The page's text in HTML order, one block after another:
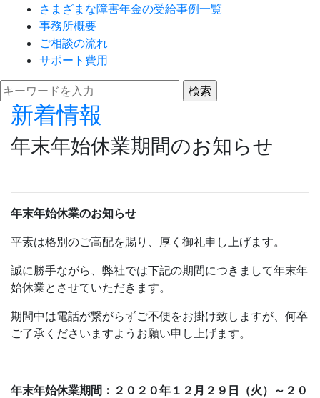
さまざまな障害年金の受給事例一覧
事務所概要
ご相談の流れ
サポート費用
新着情報
年末年始休業期間のお知らせ
年末年始休業のお知らせ
平素は格別のご高配を賜り、厚く御礼申し上げます。
誠に勝手ながら、弊社では下記の期間につきまして年末年
始休業とさせていただきます。
期間中は電話が繋がらずご不便をお掛け致しますが、何卒
ご了承くださいますようお願い申し上げます。
年末年始休業期間：２０２０年１２月２９日（火）～２０